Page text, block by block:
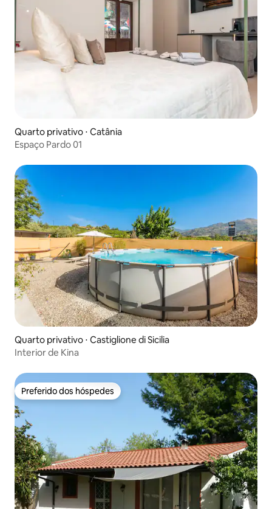
Quarto privativo ⋅ Catânia
Espaço Pardo 01
Quarto privativo ⋅ Castiglione di Sicilia
Interior de Kina
Preferido dos hóspedes
Preferido dos hóspedes